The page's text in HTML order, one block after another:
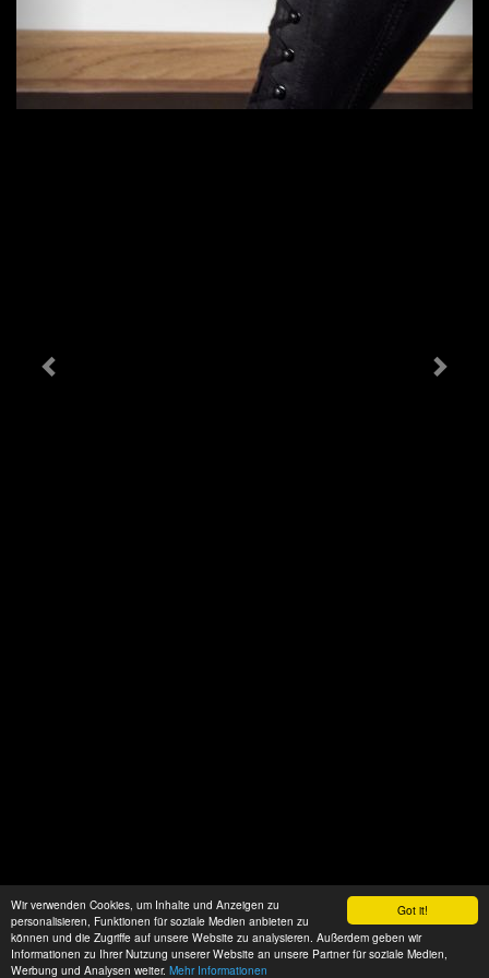
Got it!
Wir verwenden Cookies, um Inhalte und Anzeigen zu
personalisieren, Funktionen für soziale Medien anbieten zu
können und die Zugriffe auf unsere Website zu analysieren. Außerdem geben wir
Informationen zu Ihrer Nutzung unserer Website an unsere Partner für soziale Medien,
Werbung und Analysen weiter. Mehr Informationen